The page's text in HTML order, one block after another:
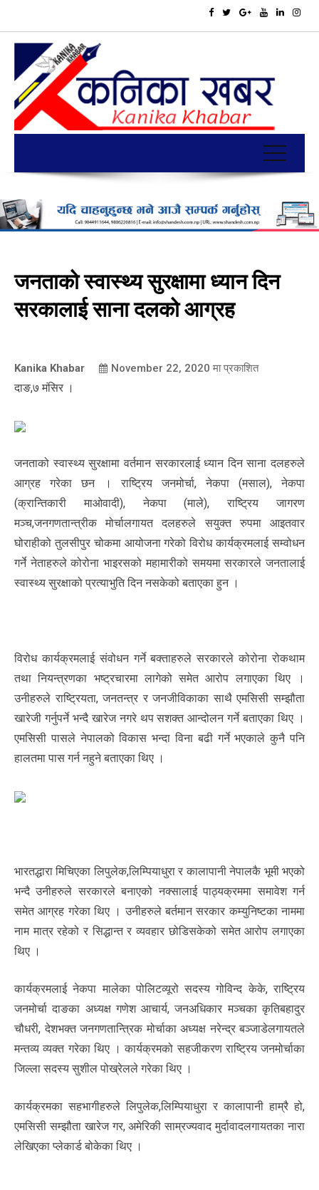
जनताको स्वास्थ्य सुरक्षामा ध्यान दिन
सरकालाई साना दलको आग्रह
Kanika Khabar November 22, 2020 मा प्रकाशित
दाङ,७ मंसिर ।
जनताको स्वास्थ्य सुरक्षामा वर्तमान सरकारलाई ध्यान दिन साना दलहरुले
आग्रह गरेका छन । राष्ट्रिय जनमोर्चा, नेकपा (मसाल), नेकपा
(क्रान्तिकारी माओवादी), नेकपा (माले), राष्ट्रिय जागरण
मञ्च,जनगणतान्त्रीक मोर्चालगायत दलहरुले सयुक्त रुपमा आइतवार
घोराहीको तुलसीपुर चोकमा आयोजना गरेको विरोध कार्यक्रमलाई सम्वोधन
गर्ने नेताहरुले कोरोना भाइरसको महामारीको समयमा सरकारले जनतालाई
स्वास्थ्य सुरक्षाको प्रत्याभुति दिन नसकेको बताएका हुन ।
विरोध कार्यक्रमलाई संवोधन गर्ने बक्ताहरुले सरकारले कोरोना रोकथाम
तथा नियन्त्रणका भष्ट्रचारमा लागेको समेत आरोप लगाएका थिए ।
उनीहरुले राष्ट्रियता, जनतन्त्र र जनजीविकाका साथै एमसिसी सम्झौता
खारेजी गर्नुपर्ने भन्दै खारेज नगरे थप सशक्त आन्दोलन गर्ने बताएका थिए ।
एमसिसी पासले नेपालको विकास भन्दा विना बढी गर्ने भएकाले कुनै पनि
हालतमा पास गर्न नहुने बताएका थिए ।
भारतद्धारा मिचिएका लिपुलेक,लिम्पियाधुरा र कालापानी नेपालकै भूमी भएको
भन्दै उनीहरुले सरकारले बनाएको नक्सालाई पाठ्यक्रममा समावेश गर्न
समेत आग्रह गरेका थिए । उनीहरुले बर्तमान सरकार कम्युनिष्टका नाममा
नाम मात्र रहेको र सिद्धान्त र व्यवहार छोडिसकेको समेत आरोप लगाएका
थिए ।
कार्यक्रमलाई नेकपा मालेका पोलिटव्यूरो सदस्य गोविन्द केके, राष्ट्रिय
जनमोर्चा दाङका अध्यक्ष गणेश आचार्य, जनअधिकार मञ्चका कृतिबहादुर
चौधरी, देशभक्त जनगणतान्त्रिक मोर्चाका अध्यक्ष नरेन्द्र बञ्जाडेलगायतले
मन्तव्य व्यक्त गरेका थिए । कार्यक्रमको सहजीकरण राष्ट्रिय जनमोर्चाका
जिल्ला सदस्य सुशील पोख्रेलले गरेका थिए ।
कार्यक्रमका सहभागीहरुले लिपुलेक,लिम्पियाधुरा र कालापानी हाम्रै हो,
एमसिसी सम्झौता खारेज गर, अमेरिकी साम्रज्यवाद मुर्दावादलगायतका नारा
लेखिएका प्लेकार्ड बोकेका थिए ।